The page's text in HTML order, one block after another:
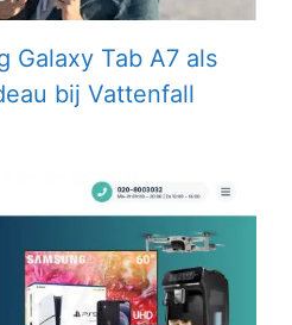
Galaxy Tab A7 als
bij Vattenfall